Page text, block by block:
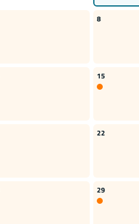
8
15
22
29